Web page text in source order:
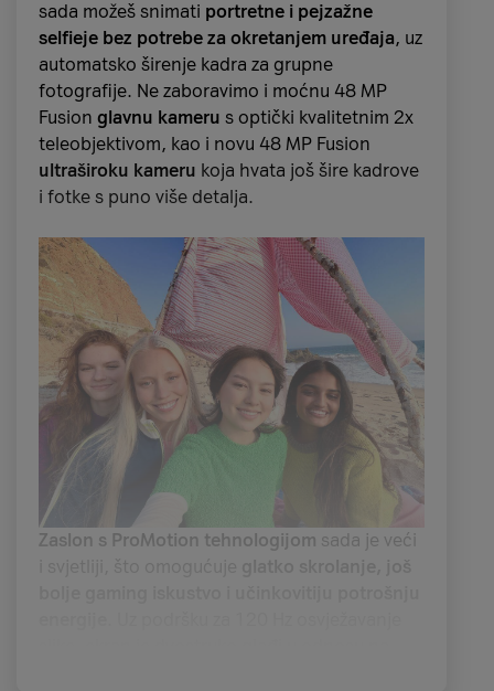
sada možeš snimati portretne i pejzažne
selfieje bez potrebe za okretanjem uređaja, uz
automatsko širenje kadra za grupne
fotografije. Ne zaboravimo i moćnu 48 MP
Fusion glavnu kameru s optički kvalitetnim 2x
teleobjektivom, kao i novu 48 MP Fusion
ultraširoku kameru koja hvata još šire kadrove
i fotke s puno više detalja.
Zaslon s ProMotion tehnologijom sada je veći